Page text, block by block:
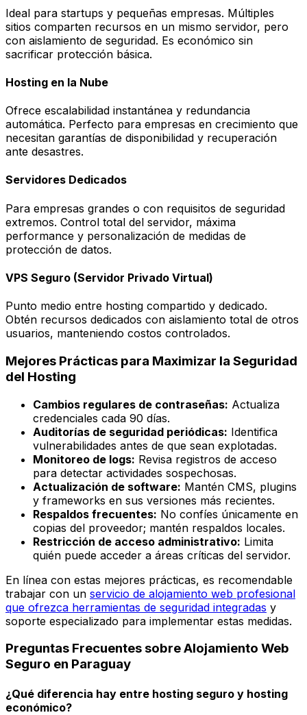
Ideal para startups y pequeñas empresas. Múltiples
sitios comparten recursos en un mismo servidor, pero
con aislamiento de seguridad. Es económico sin
sacrificar protección básica.
Hosting en la Nube
Ofrece escalabilidad instantánea y redundancia
automática. Perfecto para empresas en crecimiento que
necesitan garantías de disponibilidad y recuperación
ante desastres.
Servidores Dedicados
Para empresas grandes o con requisitos de seguridad
extremos. Control total del servidor, máxima
performance y personalización de medidas de
protección de datos.
VPS Seguro (Servidor Privado Virtual)
Punto medio entre hosting compartido y dedicado.
Obtén recursos dedicados con aislamiento total de otros
usuarios, manteniendo costos controlados.
Mejores Prácticas para Maximizar la Seguridad
del Hosting
Cambios regulares de contraseñas: Actualiza
credenciales cada 90 días.
Auditorías de seguridad periódicas: Identifica
vulnerabilidades antes de que sean explotadas.
Monitoreo de logs: Revisa registros de acceso
para detectar actividades sospechosas.
Actualización de software: Mantén CMS, plugins
y frameworks en sus versiones más recientes.
Respaldos frecuentes: No confíes únicamente en
copias del proveedor; mantén respaldos locales.
Restricción de acceso administrativo: Limita
quién puede acceder a áreas críticas del servidor.
En línea con estas mejores prácticas, es recomendable
trabajar con un servicio de alojamiento web profesional
que ofrezca herramientas de seguridad integradas y
soporte especializado para implementar estas medidas.
Preguntas Frecuentes sobre Alojamiento Web
Seguro en Paraguay
¿Qué diferencia hay entre hosting seguro y hosting
económico?